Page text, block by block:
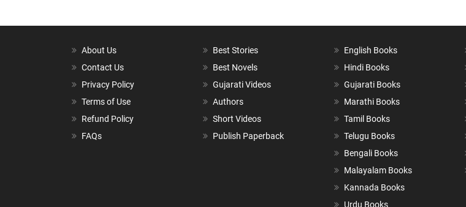
About Us
Contact Us
Privacy Policy
Terms of Use
Refund Policy
FAQs
Best Stories
Best Novels
Gujarati Videos
Authors
Short Videos
Publish Paperback
English Books
Hindi Books
Gujarati Books
Marathi Books
Tamil Books
Telugu Books
Bengali Books
Malayalam Books
Kannada Books
Urdu Books